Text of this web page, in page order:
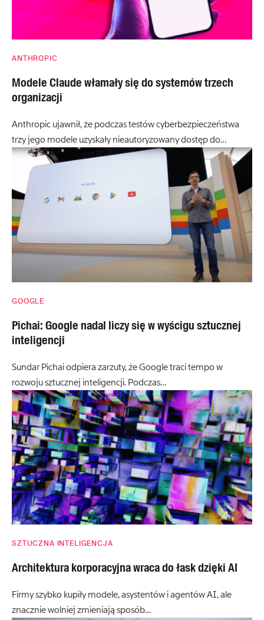
ANTHROPIC
Modele Claude włamały się do systemów trzech
organizacji
Anthropic ujawnił, że podczas testów cyberbezpieczeństwa
trzy jego modele uzyskały nieautoryzowany dostęp do…
GOOGLE
Pichai: Google nadal liczy się w wyścigu sztucznej
inteligencji
Sundar Pichai odpiera zarzuty, że Google traci tempo w
rozwoju sztucznej inteligencji. Podczas…
SZTUCZNA INTELIGENCJA
Architektura korporacyjna wraca do łask dzięki AI
Firmy szybko kupiły modele, asystentów i agentów AI, ale
znacznie wolniej zmieniają sposób…